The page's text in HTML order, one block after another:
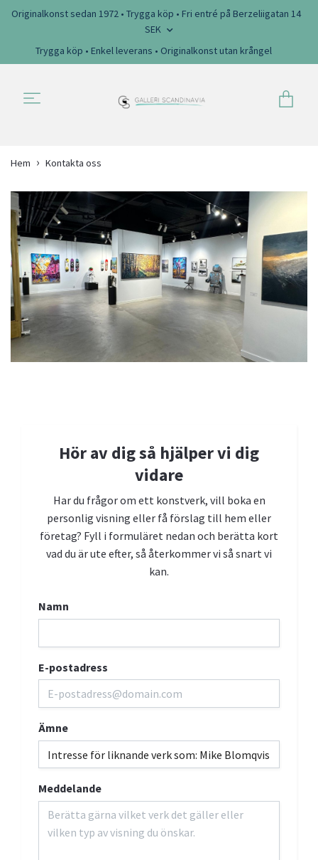
Originalkonst sedan 1972 • Trygga köp • Fri entré på Berzeliigatan 14
SEK
Trygga köp • Enkel leverans • Originalkonst utan krångel
Hem Kontakta oss
Boka personlig visning
Hör av dig så hjälper vi dig
vidare
Har du frågor om ett konstverk, vill boka en
personlig visning eller få förslag till hem eller
företag? Fyll i formuläret nedan och berätta kort
vad du är ute efter, så återkommer vi så snart vi
kan.
Namn
E-postadress
Ämne
Meddelande